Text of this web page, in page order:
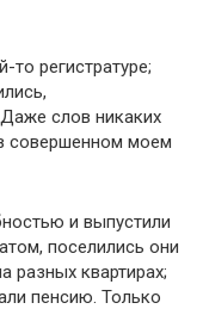
регистратуре;
слов никаких
совершенном моем
и выпустили
поселились они
разных квартирах;
пенсию. Только